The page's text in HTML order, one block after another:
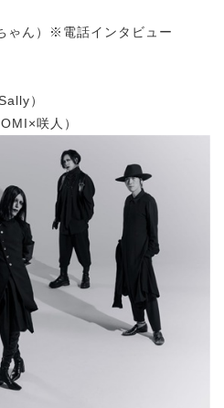
ん）※電話インタビュー
）
咲人）